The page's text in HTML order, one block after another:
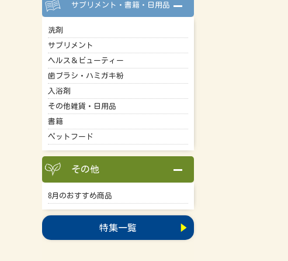
サプリメント・書籍・日用品
洗剤
サプリメント
ヘルス＆ビューティー
歯ブラシ・ハミガキ粉
入浴剤
その他雑貨・日用品
書籍
ペットフード
その他
8月のおすすめ商品
特集一覧